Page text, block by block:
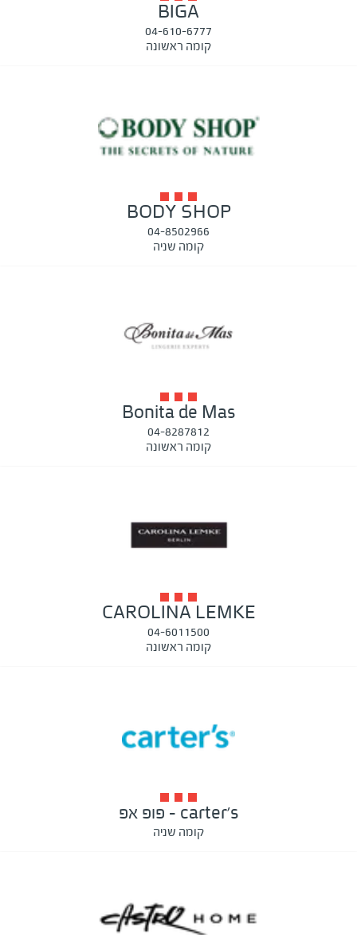
BIGA
04-610-6777
קומה ראשונה
BODY SHOP
04-8502966
קומה שניה
Bonita de Mas
04-8287812
קומה ראשונה
CAROLINA LEMKE
04-6011500
קומה ראשונה
carter's - פופ אפ
קומה שניה